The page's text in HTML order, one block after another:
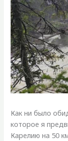
Как ни было
которое я
Карелию на 50